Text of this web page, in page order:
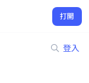
打開
登入